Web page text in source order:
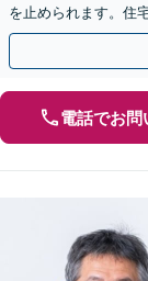
を止められます。住
談ください。【初回
電話でお問